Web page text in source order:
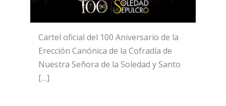
Cartel oficial del 100 Aniversario de la
Erección Canónica de la Cofradía de
Nuestra Señora de la Soledad y Santo
[…]